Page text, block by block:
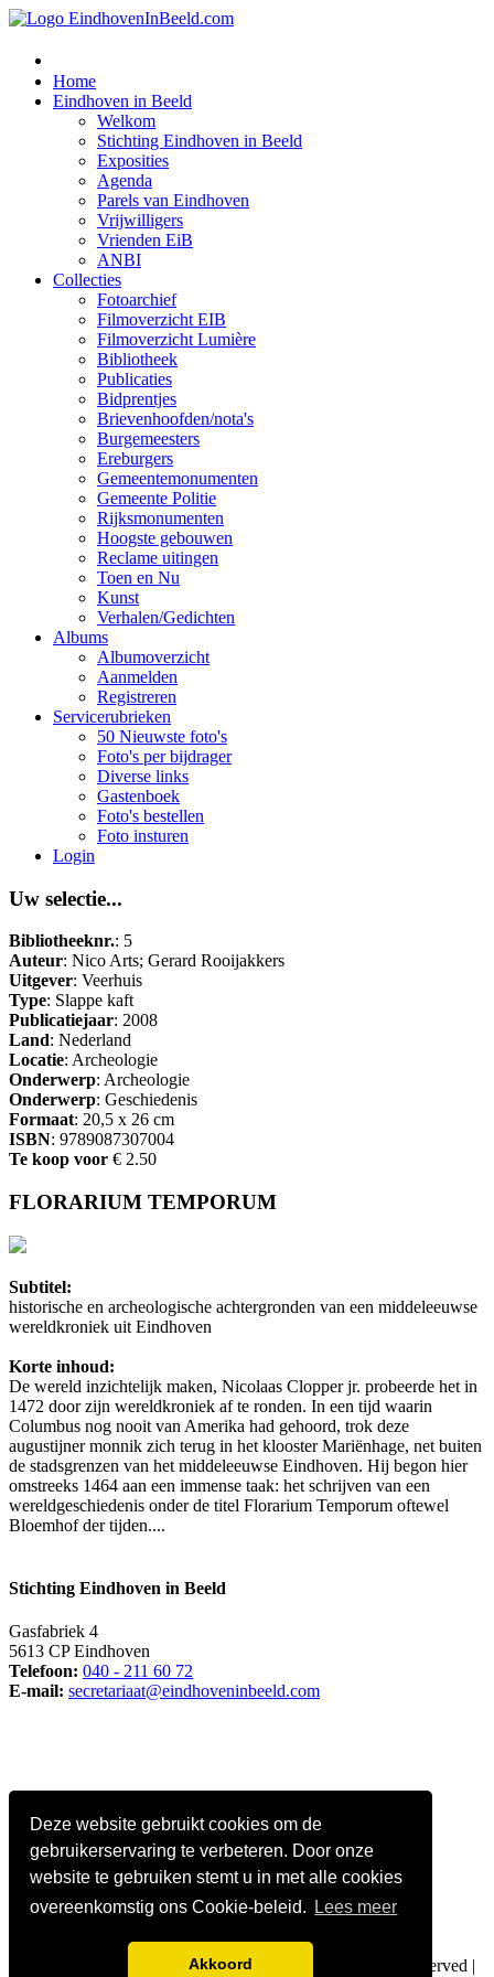
Deze website gebruikt cookies om de
gebruikerservaring te verbeteren. Door onze
website te gebruiken stemt u in met alle cookies
overeenkomstig ons Cookie-beleid.
Lees meer
Akkoord
Home
Eindhoven in Beeld
Welkom
Stichting Eindhoven in Beeld
Exposities
Agenda
Parels van Eindhoven
Vrijwilligers
Vrienden EiB
ANBI
Collecties
Fotoarchief
Filmoverzicht EIB
Filmoverzicht Lumière
Bibliotheek
Publicaties
Bidprentjes
Brievenhoofden/nota's
Burgemeesters
Ereburgers
Gemeentemonumenten
Gemeente Politie
Rijksmonumenten
Hoogste gebouwen
Reclame uitingen
Toen en Nu
Kunst
Verhalen/Gedichten
Albums
Albumoverzicht
Aanmelden
Registreren
Servicerubrieken
50 Nieuwste foto's
Foto's per bijdrager
Diverse links
Gastenboek
Foto's bestellen
Foto insturen
Login
Uw selectie...
Bibliotheeknr.: 5
Auteur: Nico Arts; Gerard Rooijakkers
Uitgever: Veerhuis
Type: Slappe kaft
Publicatiejaar: 2008
Land: Nederland
Locatie: Archeologie
Onderwerp: Archeologie
Onderwerp: Geschiedenis
Formaat: 20,5 x 26 cm
ISBN: 9789087307004
Te koop voor € 2.50
FLORARIUM TEMPORUM
Subtitel:
historische en archeologische achtergronden van een middeleeuwse
wereldkroniek uit Eindhoven
Korte inhoud:
De wereld inzichtelijk maken, Nicolaas Clopper jr. probeerde het in
1472 door zijn wereldkroniek af te ronden. In een tijd waarin
Columbus nog nooit van Amerika had gehoord, trok deze
augustijner monnik zich terug in het klooster Mariënhage, net buiten
de stadsgrenzen van het middeleeuwse Eindhoven. Hij begon hier
omstreeks 1464 aan een immense taak: het schrijven van een
wereldgeschiedenis onder de titel Florarium Temporum oftewel
Bloemhof der tijden....
Stichting Eindhoven in Beeld
Gasfabriek 4
5613 CP Eindhoven
Telefoon: 040 - 211 60 72
E-mail: secretariaat@eindhoveninbeeld.com
Stichting Eindhoven in Beeld
. All Rights Reserved |